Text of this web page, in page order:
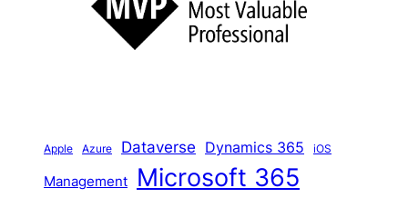
Apple Azure Dataverse Dynamics 365 iOS
Management Microsoft 365